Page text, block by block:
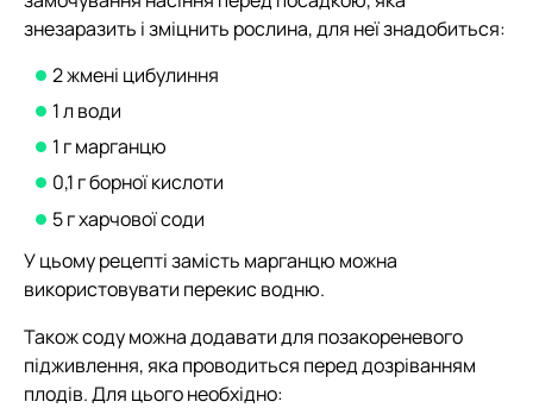
знезаразить і зміцнить рослина, для неї знадобиться:
2 жмені цибулиння
1 л води
1 г марганцю
0,1 г борної кислоти
5 г харчової соди
У цьому рецепті замість марганцю можна
використовувати перекис водню.
Також соду можна додавати для позакореневого
підживлення, яка проводиться перед дозріванням
плодів. Для цього необхідно: